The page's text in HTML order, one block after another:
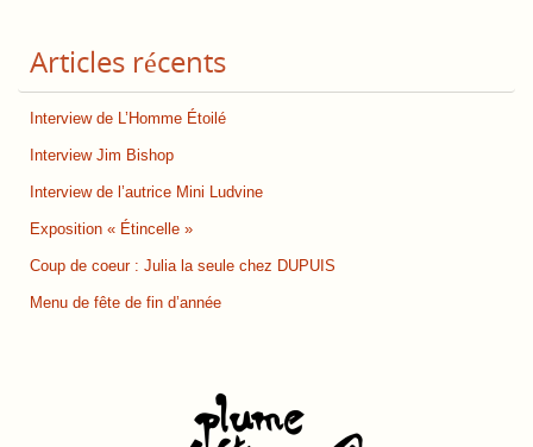
Articles récents
Interview de L’Homme Étoilé
Interview Jim Bishop
Interview de l’autrice Mini Ludvine
Exposition « Étincelle »
Coup de coeur : Julia la seule chez DUPUIS
Menu de fête de fin d’année